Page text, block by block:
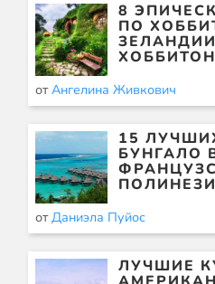
8
ПО
отАнгелина Живкович
15
БУНГАЛО
отДаниэла Пуйос
ЛУЧШИЕ